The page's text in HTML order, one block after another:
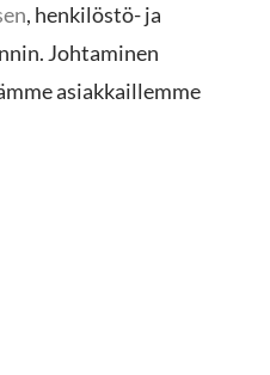
, henkilöstö- ja
Johtaminen
asiakkaillemme